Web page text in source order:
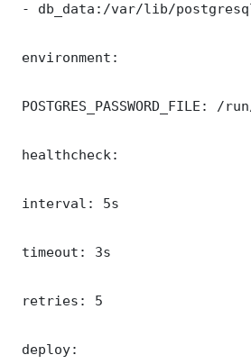
- db_data:/var/lib/
environment:
POSTGRES_PASSWORD_FILE:
healthcheck:
interval: 5s
timeout: 3s
retries: 5
deploy: